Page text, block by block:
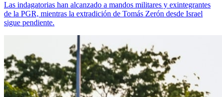
Las indagatorias han alcanzado a mandos militares y exintegrantes
de la PGR, mientras la extradición de Tomás Zerón desde Israel
sigue pendiente.